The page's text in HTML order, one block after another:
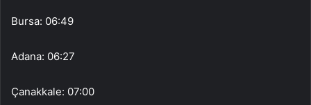
Bursa: 06:49
Adana: 06:27
Çanakkale: 07:00